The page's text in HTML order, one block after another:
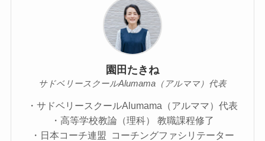
園田たきね
サドベリースクールAlumama（アルママ）代表
・サドベリースクールAlumama（アルママ）代表
・高等学校教論（理科） 教職課程修了
・日本コーチ連盟 コーチングファシリテーター